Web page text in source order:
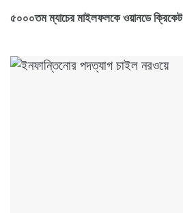
৫০০০তম ম্যাচের মাইলফলকে ওয়ানডে ক্রিকেট